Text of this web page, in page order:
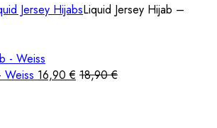
Jersey HijabsLiquid Jersey Hijab –
Weiss 16,90€ 18,90€